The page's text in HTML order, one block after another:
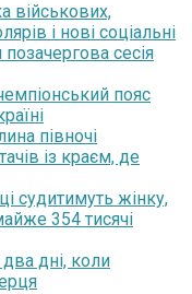
військових,
і нові соціальні
сесія
пояс
півночі
із краєм, де
судитимуть жінку,
354 тисячі
два дні, коли